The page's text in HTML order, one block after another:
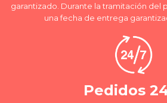
garantizado. Durante la tramitación
una fecha de entrega
Pedidos